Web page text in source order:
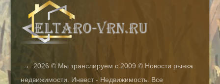
→2026 © Мы транслируем с 2009 © Новости рынка
недвижимости. Инвест - Недвижимость. Все